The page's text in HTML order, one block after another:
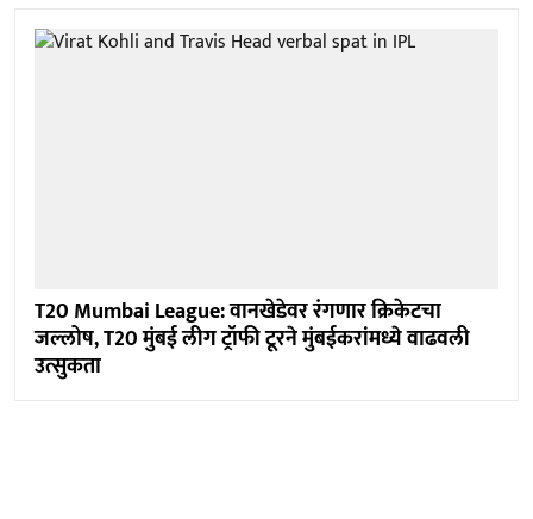
T20 Mumbai League: वानखेडेवर रंगणार क्रिकेटचा
जल्लोष, T20 मुंबई लीग ट्रॉफी टूरने मुंबईकरांमध्ये वाढवली
उत्सुकता